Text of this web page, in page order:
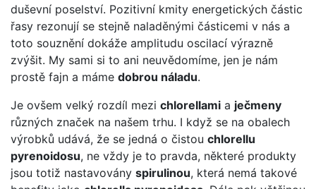
duševní poselství. Pozitivní kmity energetických částic
řasy rezonují se stejně naladěnými částicemi v nás a
toto souznění dokáže amplitudu oscilací výrazně
zvýšit. My sami si to ani neuvědomíme, jen je nám
prostě fajn a máme dobrou náladu.
Je ovšem velký rozdíl mezi chlorellami a ječmeny
různých značek na našem trhu. I když se na obalech
výrobků udává, že se jedná o čistou chlorellu
pyrenoidosu, ne vždy je to pravda, některé produkty
jsou totiž nastavovány spirulinou, která nemá takové